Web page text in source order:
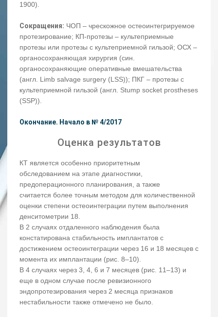
1900).
Сокращения: ЧОП – чрескожное остеоинтегрируемое
протезирование; КП-протезы – культеприемные
протезы или протезы с культеприемной гильзой; ОСХ –
органосохраняющая хирургия (син.
органосохраняющие оперативные вмешательства
(англ. Limb salvage surgery (LSS)); ПКГ – протезы с
культеприемной гильзой (англ. Stump socket prostheses
(SSP)).
Окончание. Начало в № 4/2017
Оценка результатов
КТ является особенно приоритетным
обследованием на этапе диагностики,
предоперационного планирования, а также
считается более точным методом для количественной
оценки степени остеоинтеграции путем выполнения
денситометрии 18.
В 2 случаях отдаленного наблюдения была
констатирована стабильность имплантатов с
достижением остеоинтеграции через 16 и 18 месяцев с
момента их имплантации (рис. 8–10).
В 4 случаях через 3, 4, 6 и 7 месяцев (рис. 11–13) и
еще в одном случае после ревизионного
эндопротезирования через 2 месяца признаков
нестабильности также отмечено не было.